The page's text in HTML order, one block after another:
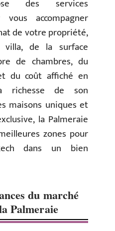
des services
vous accompagner
de votre propriété,
de la surface
de chambres, du
du coût affiché en
richesse de son
maisons uniques et
la Palmeraie
zones pour
dans un bien
du marché
Palmeraie